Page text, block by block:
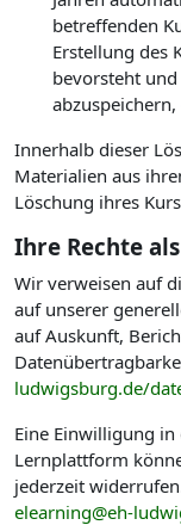
betreffenden
Erstellung des
bevorsteht
Innerhalb dieser
Materialien aus
Löschung ihres
Ihre Rechte
Wir verweisen auf
auf unserer
auf Auskunft,
ludwigsburg.de/
Eine Einwilligung
Lernplattform
jederzeit
elearning@eh-